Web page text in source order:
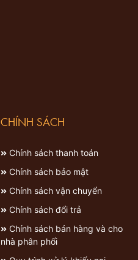
CHÍNH SÁCH
Chính sách thanh toán
Chính sách bảo mật
Chính sách vận chuyển
Chính sách đổi trả
Chính sách bán hàng và cho
nhà phân phối